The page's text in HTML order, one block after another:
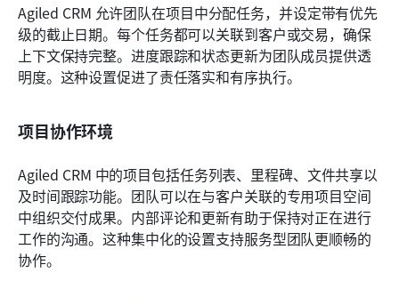
Agiled CRM 允许团队在项目中分配任务，并设定带有优先
级的截止日期。每个任务都可以关联到客户或交易，确保
上下文保持完整。进度跟踪和状态更新为团队成员提供透
明度。这种设置促进了责任落实和有序执行。
项目协作环境
Agiled CRM 中的项目包括任务列表、里程碑、文件共享以
及时间跟踪功能。团队可以在与客户关联的专用项目空间
中组织交付成果。内部评论和更新有助于保持对正在进行
工作的沟通。这种集中化的设置支持服务型团队更顺畅的
协作。